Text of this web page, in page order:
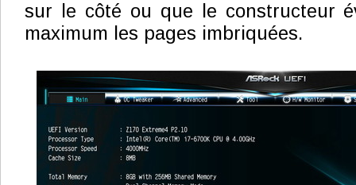
sur le côté ou que le constructeur
maximum les pages imbriquées.